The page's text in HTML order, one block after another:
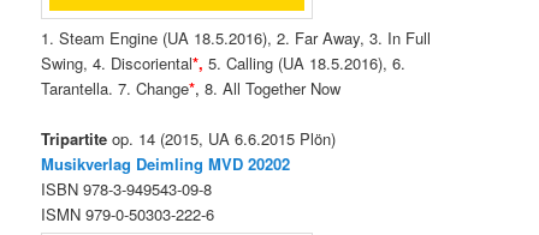
1. Steam Engine (UA 18.5.2016), 2. Far Away, 3. In Full
Swing, 4. Discoriental*,5. Calling (UA 18.5.2016), 6.
Tarantella. 7. Change*,8. All Together Now
Tripartiteop. 14 (2015, UA 6.6.2015 Plön)
Musikverlag Deimling MVD 20202
ISBN 978-3-949543-09-8
ISMN 979-0-50303-222-6